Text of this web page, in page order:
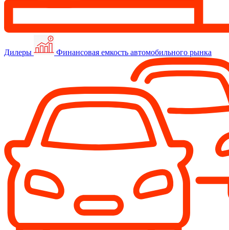
Дилеры Финансовая емкость автомобильного рынка